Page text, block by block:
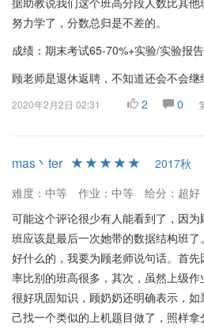
努力学了，分数总归是不差的。
成绩：期末考试65-70%+实验/实验报
顾老师是退休返聘，不知道还会不会继
2020年2月2日 02:31 2 0
mas丶ter
2017秋
难度：中等
作业：中等 给分：超好
可能这个评论很少有人能看到了，因
班应该是最后一次她带的数据结构班
好什么的，我要为顾老师说句话。首
率比别的班高很多，其次，虽然上级
很好巩固知识，顾奶奶还明确表示，
己找一个类似的上机题目做了，照样